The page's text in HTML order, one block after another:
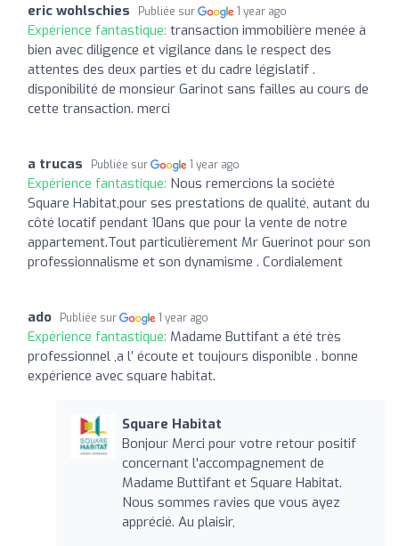
eric wohlschies Publiée sur 1 year ago
Expérience fantastique: transaction immobilière menée à
bien avec diligence et vigilance dans le respect des
attentes des deux parties et du cadre législatif .
disponibilité de monsieur Garinot sans failles au cours de
cette transaction. merci
a trucas Publiée sur 1 year ago
Expérience fantastique: Nous remercions la société
Square Habitat,pour ses prestations de qualité, autant du
côté locatif pendant 10ans que pour la vente de notre
appartement.Tout particulièrement Mr Guerinot pour son
professionnalisme et son dynamisme . Cordialement
ado Publiée sur 1 year ago
Expérience fantastique: Madame Buttifant a été très
professionnel ,a l’ écoute et toujours disponible . bonne
expérience avec square habitat.
Square Habitat
Bonjour Merci pour votre retour positif
concernant l'accompagnement de
Madame Buttifant et Square Habitat.
Nous sommes ravies que vous ayez
apprécié. Au plaisir,